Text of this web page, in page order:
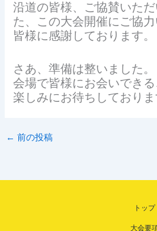
沿道の皆様、ご協賛いた
た、この大会開催にご協
皆様に感謝しております。
さあ、準備は整いました。
会場で皆様にお会いでき
楽しみにお待ちしておりま
← 前の投稿
トップ
大会要